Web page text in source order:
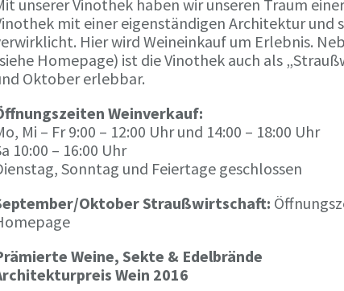
unserer Vinothek haben wir unseren Traum
mit einer eigenständigen Architektur und
Hier wird Weineinkauf um Erlebnis.
Homepage) ist die Vinothek auch als
Oktober erlebbar.
Weinverkauf:
Mi – Fr 9:00 – 12:00 Uhr und 14:00 – 18:00 Uhr
10:00 – 16:00 Uhr
Sonntag und Feiertage geschlossen
Oktober Straußwirtschaft:
Weine, Sekte & Edelbrände
Wein 2016